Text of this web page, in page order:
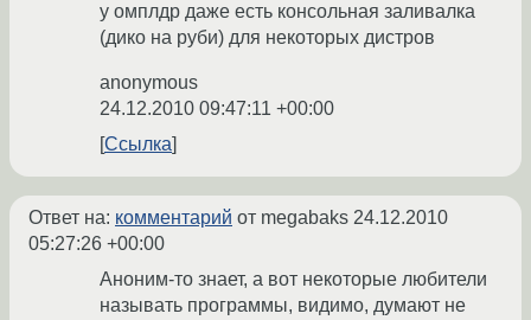
у омплдр даже есть консольная заливалка
(дико на руби) для некоторых дистров
anonymous
24.12.2010 09:47:11 +00:00
Ссылка
Ответ на: комментарий от megabaks 24.12.2010
05:27:26 +00:00
Аноним-то знает, а вот некоторые любители
называть программы, видимо, думают не